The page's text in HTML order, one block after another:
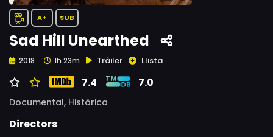
A+ SUB
Sad Hill Unearthed
2018 1h 23m Tràiler Llista
7.4 7.0
Documental, Històrica
Directors